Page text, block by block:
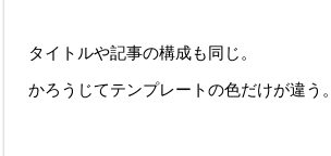
タイトルや記事の構成も同じ。
かろうじてテンプレートの色だけが違う。